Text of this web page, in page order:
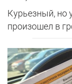
Курьезный, но
произошел в